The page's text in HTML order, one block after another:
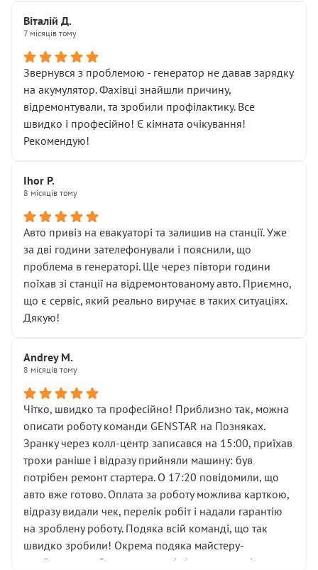
НЕ погоджував
послуга. Тим більше, я був поруч і жодної реальної
діагностики ходової не проводилось. Після
зауваження гроші за цю “послугу” повернули, що
лише підтвердило мою правоту.
Але головне — я виїжджаю з боксу, і скрип у гальмах
залишився таким самим, як і був. Тобто оплачена
Далі ситуація тільки погіршилась:
• сказали, що тепер “потрібно знімати колеса”
• що біля авто стояти вже не можна
• почали озвучувати купу додаткових робіт без
чіткого пояснення
( ну все зняли та доробили) дякую!
Окремий момент, який виглядає абсурдно:
мені заявили, що бачок гальмівної рідини потрібно
міняти разом із головним гальмівним циліндром у
Для людини, яка хоча б трохи розуміється на техніці,
це звучить як мінімум непрофесійно, а як максимум —
спроба продати дорогий вузол замість елементарних
ущільнювачів.
Що прикро — це не перший мій візит. Раніше міняв у
вас стартер, і тоді сервіс наче справив хороше
враження. Але згодом знайшов декілька гайок під
лобовим склом. Мені пояснили, що це “старі гайки, які
відкручували”, і попросили не хвилюватися. ( надіюсь
новий власник, не застяг в полі))
Але після нинішнього візиту такі дрібниці вже не
здаються дрібницями.
Я — клієнт, який працює на довірі, і саме її цей сервіс
Віталій Д.
7 місяців тому
Звернувся з проблемою - генератор не давав зарядку
на акумулятор. Фахівці знайшли причину,
відремонтували, та зробили профілактику. Все
швидко і професійно! Є кімната очікування!
Рекомендую!
Ihor P.
8 місяців тому
Авто привіз на евакуаторі та залишив на станції. Уже
за дві години зателефонували і пояснили, що
проблема в генераторі. Ще через півтори години
поїхав зі станції на відремонтованому авто. Приємно,
що є сервіс, який реально виручає в таких ситуаціях.
Дякую!
Andrey M.
8 місяців тому
Чітко, швидко та професійно! Приблизно так, можна
описати роботу команди GENSTAR на Позняках.
Зранку через колл-центр записався на 15:00, приїхав
трохи раніше і відразу прийняли машину: був
потрібен ремонт стартера. О 17:20 повідомили, що
авто вже готово. Оплата за роботу можлива карткою,
відразу видали чек, перелік робіт і надали гарантію
на зроблену роботу. Подяка всій команді, що так
швидко зробили! Окрема подяка майстеру-
приймальнику Олександру: всі чітко та по суті.